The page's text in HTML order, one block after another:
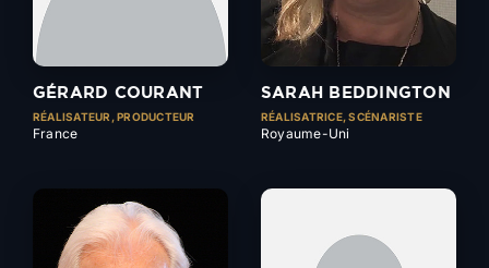
GÉRARD COURANT
RÉALISATEUR, PRODUCTEUR
France
SARAH BEDDINGTON
RÉALISATRICE, SCÉNARISTE
Royaume-Uni